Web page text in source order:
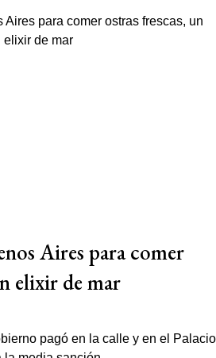
Aires para comer
elixir de mar